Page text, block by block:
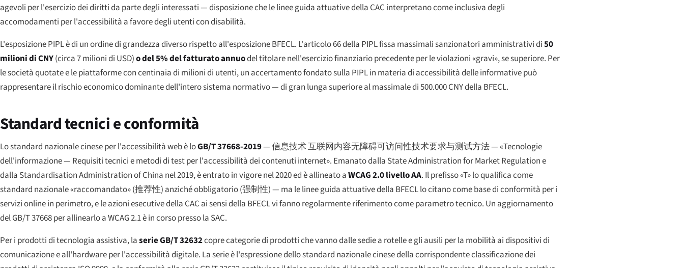
agevoli per l'esercizio dei diritti da parte degli interessati — disposizione che le linee guida attuative della CAC interpretano come inclusiva degli
accomodamenti per l'accessibilità a favore degli utenti con disabilità.
L'esposizione PIPL è di un ordine di grandezza diverso rispetto all'esposizione BFECL. L'articolo 66 della PIPL fissa massimali sanzionatori amministrativi di50
milioni di CNY(circa 7 milioni di USD)o del 5% del fatturato annuodel titolare nell'esercizio finanziario precedente per le violazioni «gravi», se superiore. Per
le società quotate e le piattaforme con centinaia di milioni di utenti, un accertamento fondato sulla PIPL in materia di accessibilità delle informative può
rappresentare il rischio economico dominante dell'intero sistema normativo — di gran lunga superiore al massimale di 500.000 CNY della BFECL.
Standard tecnici e conformità
Lo standard nazionale cinese per l'accessibilità web è loGB/T 37668-2019—信息技术 互联网内容无障碍可访问性技术要求与测试方法— «Tecnologie
dell'informazione — Requisiti tecnici e metodi di test per l'accessibilità dei contenuti internet». Emanato dalla State Administration for Market Regulation e
dalla Standardisation Administration of China nel 2019, è entrato in vigore nel 2020 ed è allineato aWCAG 2.0 livello AA. Il prefisso «T» lo qualifica come
standard nazionale «raccomandato» (推荐性) anziché obbligatorio (强制性) — ma le linee guida attuative della BFECL lo citano come base di conformità per i
servizi online in perimetro, e le azioni esecutive della CAC ai sensi della BFECL vi fanno regolarmente riferimento come parametro tecnico. Un aggiornamento
del GB/T 37668 per allinearlo a WCAG 2.1 è in corso presso la SAC.
Per i prodotti di tecnologia assistiva, laserie GB/T 32632copre categorie di prodotti che vanno dalle sedie a rotelle e gli ausili per la mobilità ai dispositivi di
comunicazione e all'hardware per l'accessibilità digitale. La serie è l'espressione dello standard nazionale cinese della corrispondente classificazione dei